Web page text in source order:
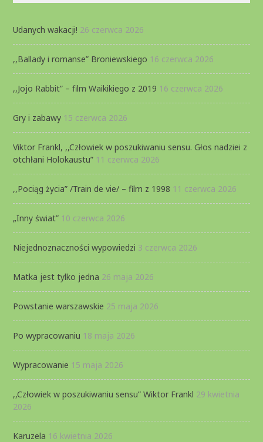
Udanych wakacji! 26 czerwca 2026
,,Ballady i romanse” Broniewskiego 16 czerwca 2026
,,Jojo Rabbit” – film Waikikiego z 2019 16 czerwca 2026
Gry i zabawy 15 czerwca 2026
Viktor Frankl, ,,Człowiek w poszukiwaniu sensu. Głos nadziei z
otchłani Holokaustu” 11 czerwca 2026
,,Pociąg życia” /Train de vie/ – film z 1998 11 czerwca 2026
„Inny świat” 10 czerwca 2026
Niejednoznaczności wypowiedzi 3 czerwca 2026
Matka jest tylko jedna 26 maja 2026
Powstanie warszawskie 25 maja 2026
Po wypracowaniu 18 maja 2026
Wypracowanie 15 maja 2026
,,Człowiek w poszukiwaniu sensu” Wiktor Frankl 29 kwietnia
2026
Karuzela 16 kwietnia 2026